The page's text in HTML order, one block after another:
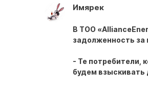
Имярек
В ТОО
задолженность за
- Те потребители,
будем взыскивать